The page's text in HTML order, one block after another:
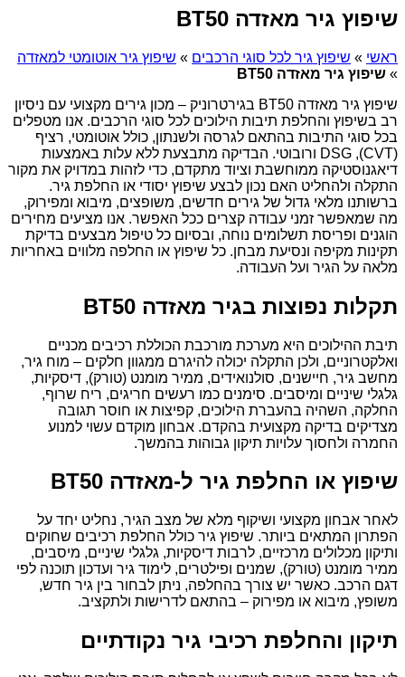
שיפוץ גיר מאזדה BT50
ראשי » שיפוץ גיר לכל סוגי הרכבים » שיפוץ גיר אוטומטי למאזדה
» שיפוץ גיר מאזדה BT50
שיפוץ גיר מאזדה BT50 בגירטרוניק – מכון גירים מקצועי עם ניסיון
רב בשיפוץ והחלפת תיבות הילוכים לכל סוגי הרכבים. אנו מטפלים
בכל סוגי התיבות בהתאם לגרסה ולשנתון, כולל אוטומטי, רציף
(CVT), DSG ורובוטי. הבדיקה מתבצעת ללא עלות באמצעות
דיאגנוסטיקה ממוחשבת וציוד מתקדם, כדי לזהות במדויק את מקור
התקלה ולהחליט האם נכון לבצע שיפוץ יסודי או החלפת גיר.
ברשותנו מלאי גדול של גירים חדשים, משופצים, מיבוא ומפירוק,
מה שמאפשר זמני עבודה קצרים ככל האפשר. אנו מציעים מחירים
הוגנים ופריסת תשלומים נוחה, ובסיום כל טיפול מבצעים בדיקת
תקינות מקיפה ונסיעת מבחן. כל שיפוץ או החלפה מלווים באחריות
מלאה על הגיר ועל העבודה.
תקלות נפוצות בגיר מאזדה BT50
תיבת ההילוכים היא מערכת מורכבת הכוללת רכיבים מכניים
ואלקטרוניים, ולכן התקלה יכולה להיגרם ממגוון חלקים – מוח גיר,
מחשב גיר, חיישנים, סולנואידים, ממיר מומנט (טורק), דיסקיות,
גלגלי שיניים ומיסבים. סימנים כמו רעשים חריגים, ריח שרוף,
החלקה, השהיה בהעברת הילוכים, קפיצות או חוסר תגובה
מצדיקים בדיקה מקצועית בהקדם. אבחון מוקדם עשוי למנוע
החמרה ולחסוך עלויות תיקון גבוהות בהמשך.
שיפוץ או החלפת גיר ל-מאזדה BT50
לאחר אבחון מקצועי ושיקוף מלא של מצב הגיר, נחליט יחד על
הפתרון המתאים ביותר. שיפוץ גיר כולל החלפת רכיבים שחוקים
ותיקון מכלולים מרכזיים, לרבות דיסקיות, גלגלי שיניים, מיסבים,
ממיר מומנט (טורק), שמנים ופילטרים, לימוד גיר ועדכון תוכנה לפי
דגם הרכב. כאשר יש צורך בהחלפה, ניתן לבחור בין גיר חדש,
משופץ, מיבוא או מפירוק – בהתאם לדרישות ולתקציב.
תיקון והחלפת רכיבי גיר נקודתיים